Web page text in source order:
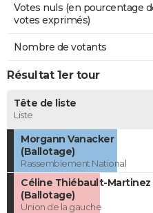
Votes nuls (en pourcentage
votes exprimés)
Nombre de votants
Résultat 1er tour
Tête de liste
Liste
Morgann Vanacker
(Ballotage)
Rassemblement National
Céline Thiébault-Martinez
(Ballotage)
Union de la gauche